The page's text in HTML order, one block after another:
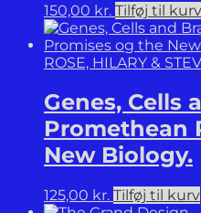
150,00 kr. Tilføj til kurv
ROSE, HILARY &
Genes, Cells
Promethean
New Biology.
125,00 kr. Tilføj til kurv